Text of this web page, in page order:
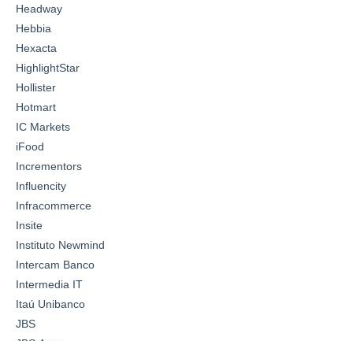
Headway
Hebbia
Hexacta
HighlightStar
Hollister
Hotmart
IC Markets
iFood
Incrementors
Influencity
Infracommerce
Insite
Instituto Newmind
Intercam Banco
Intermedia IT
Itaú Unibanco
JBS